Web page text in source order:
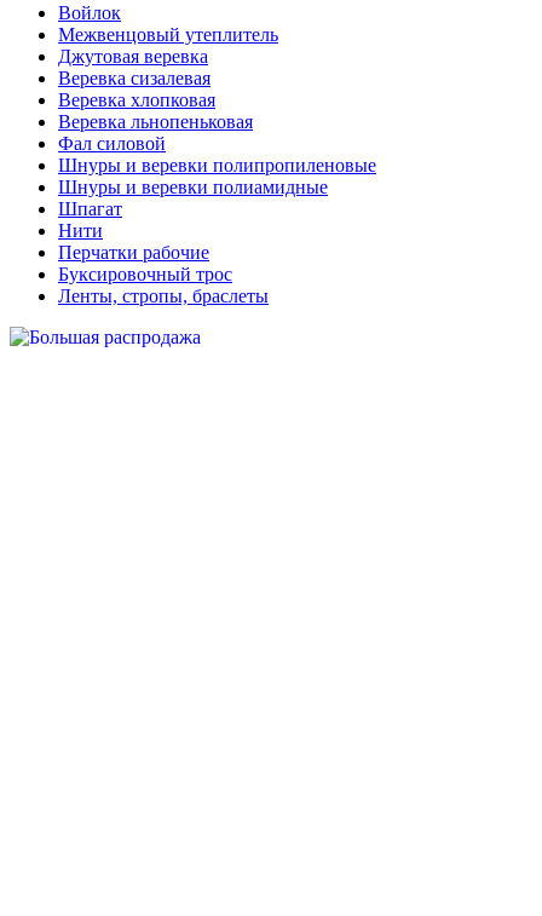
Войлок
Межвенцовый утеплитель
Джутовая веревка
Веревка сизалевая
Веревка хлопковая
Веревка льнопеньковая
Фал силовой
Шнуры и веревки полипропиленовые
Шнуры и веревки полиамидные
Шпагат
Нити
Перчатки рабочие
Буксировочный трос
Ленты, стропы, браслеты